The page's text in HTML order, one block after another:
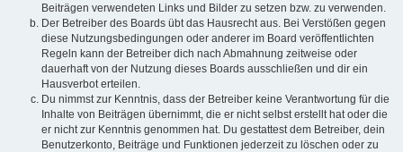
Beiträgen verwendeten Links und Bilder zu setzen bzw. zu verwenden.
Der Betreiber des Boards übt das Hausrecht aus. Bei Verstößen gegen
diese Nutzungsbedingungen oder anderer im Board veröffentlichten
Regeln kann der Betreiber dich nach Abmahnung zeitweise oder
dauerhaft von der Nutzung dieses Boards ausschließen und dir ein
Hausverbot erteilen.
Du nimmst zur Kenntnis, dass der Betreiber keine Verantwortung für die
Inhalte von Beiträgen übernimmt, die er nicht selbst erstellt hat oder die
er nicht zur Kenntnis genommen hat. Du gestattest dem Betreiber, dein
Benutzerkonto, Beiträge und Funktionen jederzeit zu löschen oder zu